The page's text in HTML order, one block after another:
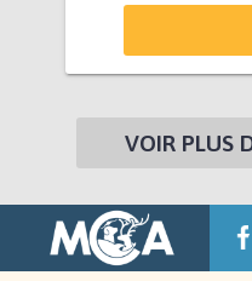
VOIR PLUS